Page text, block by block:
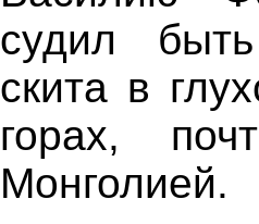
судил
скита в
горах,
Монголией.